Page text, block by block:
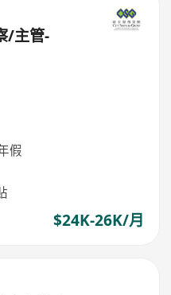
/主管-
小時
假
$24K-26K/月